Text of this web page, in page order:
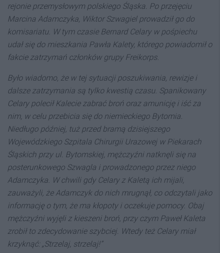
rejonie przemysłowym polskiego Śląska. Po przejęciu
Marcina Adamczyka, Wiktor Szwagiel prowadził go do
komisariatu. W tym czasie Bernard Celary w pośpiechu
udał się do mieszkania Pawła Kalety, którego powiadomił o
fakcie zatrzymań członków grupy Freikorps.
Było wiadomo, że w tej sytuacji poszukiwania, rewizje i
dalsze zatrzymania są tylko kwestią czasu. Spanikowany
Celary polecił Kalecie zabrać broń oraz amunicję i iść za
nim, w celu przebicia się do niemieckiego Bytomia.
Niedługo później, tuż przed bramą dzisiejszego
Wojewódzkiego Szpitala Chirurgii Urazowej w Piekarach
Śląskich przy ul. Bytomskiej, mężczyźni natknęli się na
posterunkowego Szwagla i prowadzonego przez niego
Adamczyka. W chwili gdy Celary z Kaletą ich mijali,
zauważyli, że Adamczyk do nich mrugnął, co odczytali jako
informację o tym, że ma kłopoty i oczekuje pomocy. Obaj
mężczyźni wyjęli z kieszeni broń, przy czym Paweł Kaleta
zrobił to zdecydowanie szybciej. Wtedy też Celary miał
krzyknąć: „Strzelaj, strzelaj!”